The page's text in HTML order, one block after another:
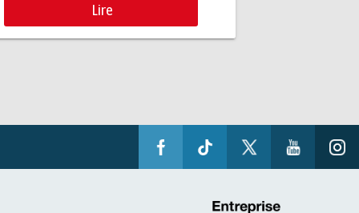
Lire